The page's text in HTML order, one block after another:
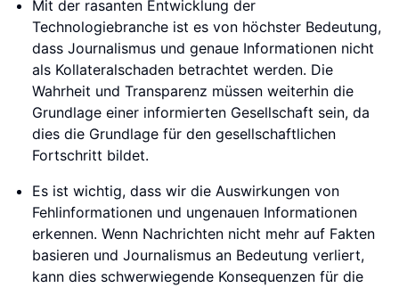
Mit der rasanten Entwicklung der
Technologiebranche ist es von höchster Bedeutung,
dass Journalismus und genaue Informationen nicht
als Kollateralschaden betrachtet werden. Die
Wahrheit und Transparenz müssen weiterhin die
Grundlage einer informierten Gesellschaft sein, da
dies die Grundlage für den gesellschaftlichen
Fortschritt bildet.
Es ist wichtig, dass wir die Auswirkungen von
Fehlinformationen und ungenauen Informationen
erkennen. Wenn Nachrichten nicht mehr auf Fakten
basieren und Journalismus an Bedeutung verliert,
kann dies schwerwiegende Konsequenzen für die